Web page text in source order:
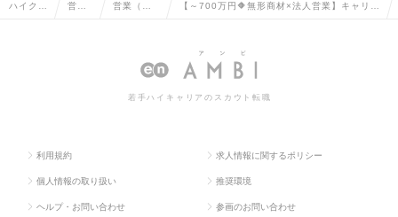
ハイクラ 営業 営業（法 【～700万円🔶無形商材×法人営業】キャリア
の求人情報
若手ハイキャリアのスカウト転職
利用規約 求人情報に関するポリシー
個人情報の取り扱い 推奨環境
ヘルプ・お問い合わせ 参画のお問い合わせ